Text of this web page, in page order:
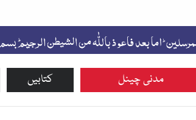
کتابیں مدنی چینل